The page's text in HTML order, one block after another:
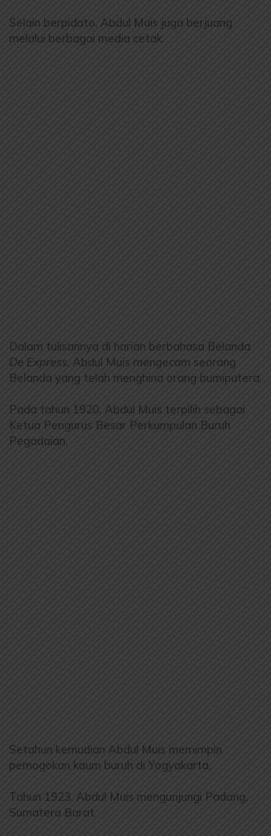
Selain berpidato, Abdul Muis juga berjuang
melalui berbagai media cetak.
Dalam tulisannya di harian berbahasa Belanda
De Express, Abdul Muis mengecam seorang
Belanda yang telah menghina orang bumiputera.
Pada tahun 1920, Abdul Muis terpilih sebagai
Ketua Pengurus Besar Perkumpulan Buruh
Pegadaian.
Setahun kemudian Abdul Muis memimpin
pemogokan kaum buruh di Yogyakarta.
Tahun 1923, Abdul Muis mengunjungi Padang,
Sumatera Barat.